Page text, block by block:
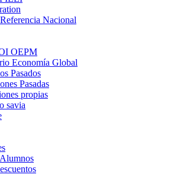
Nacional
OEPM
Economía Global
Pasados
Pasadas
propias
savia